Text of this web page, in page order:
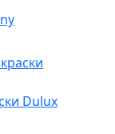
Dulux